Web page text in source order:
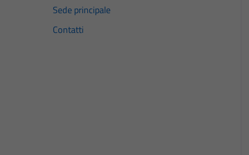
Sede principale
Contatti